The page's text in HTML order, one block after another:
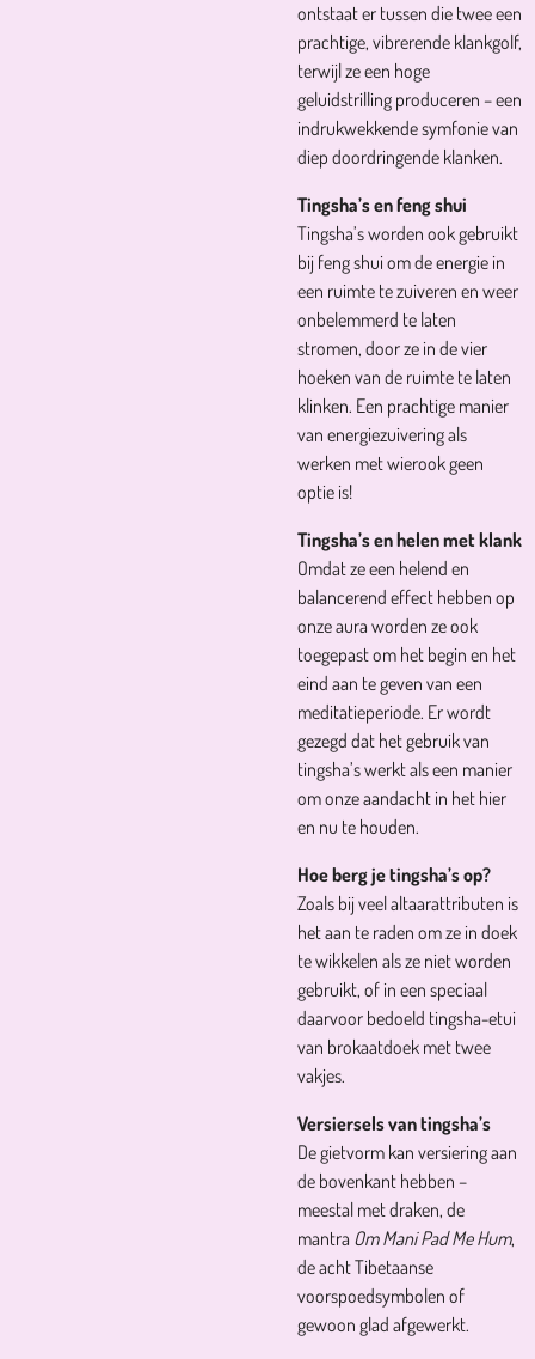
ontstaat er tussen die twee een
prachtige, vibrerende klankgolf,
terwijl ze een hoge
geluidstrilling produceren – een
indrukwekkende symfonie van
diep doordringende klanken.
Tingsha’s en feng shui
Tingsha’s worden ook gebruikt
bij feng shui om de energie in
een ruimte te zuiveren en weer
onbelemmerd te laten
stromen, door ze in de vier
hoeken van de ruimte te laten
klinken. Een prachtige manier
van energiezuivering als
werken met wierook geen
optie is!
Tingsha’s en helen met klank
Omdat ze een helend en
balancerend effect hebben op
onze aura worden ze ook
toegepast om het begin en het
eind aan te geven van een
meditatieperiode. Er wordt
gezegd dat het gebruik van
tingsha’s werkt als een manier
om onze aandacht in het hier
en nu te houden.
Hoe berg je tingsha’s op?
Zoals bij veel altaarattributen is
het aan te raden om ze in doek
te wikkelen als ze niet worden
gebruikt, of in een speciaal
daarvoor bedoeld tingsha-etui
van brokaatdoek met twee
vakjes.
Versiersels van tingsha’s
De gietvorm kan versiering aan
de bovenkant hebben –
meestal met draken, de
mantra Om Mani Pad Me Hum,
de acht Tibetaanse
voorspoedsymbolen of
gewoon glad afgewerkt.